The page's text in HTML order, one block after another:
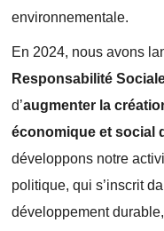
environnementale.
En 2024, nous avons
Responsabilité
d’augmenter la
économique et social
développons notre
politique, qui s’inscrit
développement